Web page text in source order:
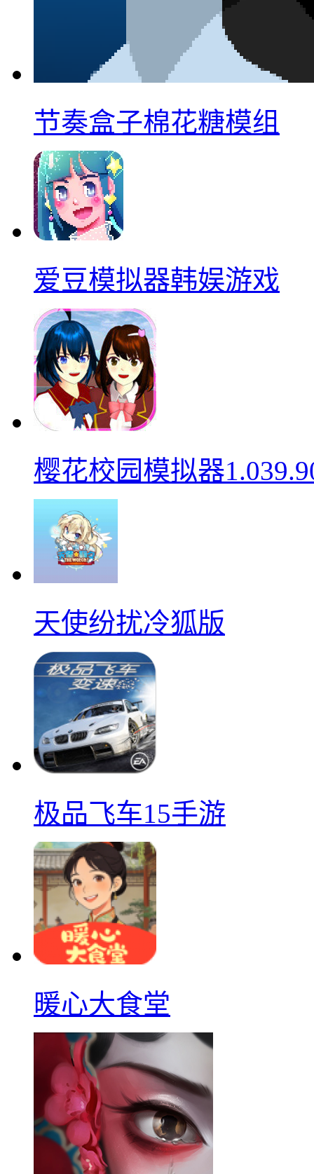
节奏盒子棉花糖模组
爱豆模拟器韩娱游戏
樱花校园模拟器
天使纷扰冷狐版
极品飞车15手游
暖心大食堂